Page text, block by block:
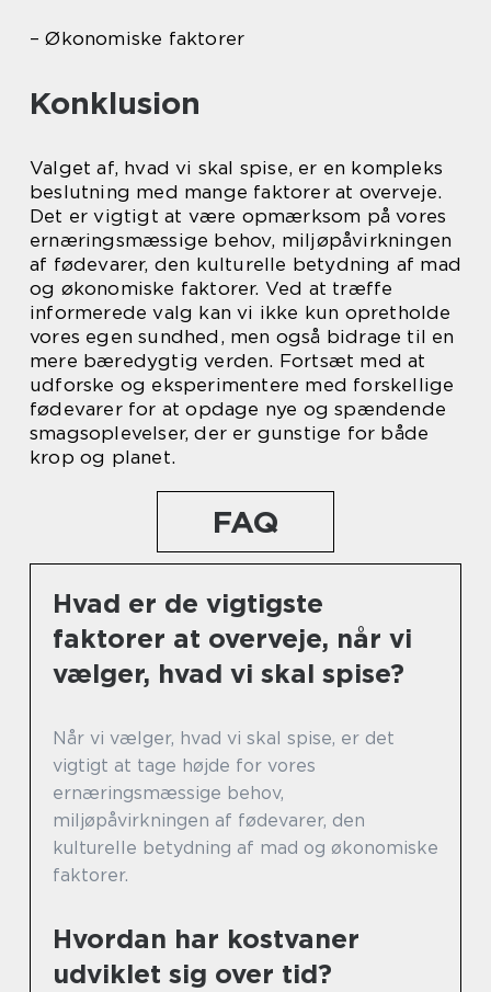
– Økonomiske faktorer
Konklusion
Valget af, hvad vi skal spise, er en kompleks
beslutning med mange faktorer at overveje.
Det er vigtigt at være opmærksom på vores
ernæringsmæssige behov, miljøpåvirkningen
af fødevarer, den kulturelle betydning af mad
og økonomiske faktorer. Ved at træffe
informerede valg kan vi ikke kun opretholde
vores egen sundhed, men også bidrage til en
mere bæredygtig verden. Fortsæt med at
udforske og eksperimentere med forskellige
fødevarer for at opdage nye og spændende
smagsoplevelser, der er gunstige for både
krop og planet.
FAQ
Hvad er de vigtigste
faktorer at overveje, når vi
vælger, hvad vi skal spise?
Når vi vælger, hvad vi skal spise, er det
vigtigt at tage højde for vores
ernæringsmæssige behov,
miljøpåvirkningen af fødevarer, den
kulturelle betydning af mad og økonomiske
faktorer.
Hvordan har kostvaner
udviklet sig over tid?